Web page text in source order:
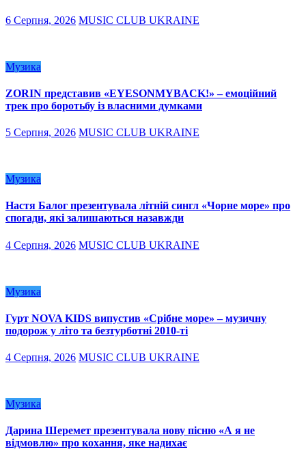
6 Серпня, 2026 MUSIC CLUB UKRAINE
Музика
ZORIN представив «EYESONMYBACK!» – емоційний
трек про боротьбу із власними думками
5 Серпня, 2026 MUSIC CLUB UKRAINE
Музика
Настя Балог презентувала літній сингл «Чорне море» про
спогади, які залишаються назавжди
4 Серпня, 2026 MUSIC CLUB UKRAINE
Музика
Гурт NOVA KIDS випустив «Срібне море» – музичну
подорож у літо та безтурботні 2010-ті
4 Серпня, 2026 MUSIC CLUB UKRAINE
Музика
Дарина Шеремет презентувала нову пісню «А я не
відмовлю» про кохання, яке надихає